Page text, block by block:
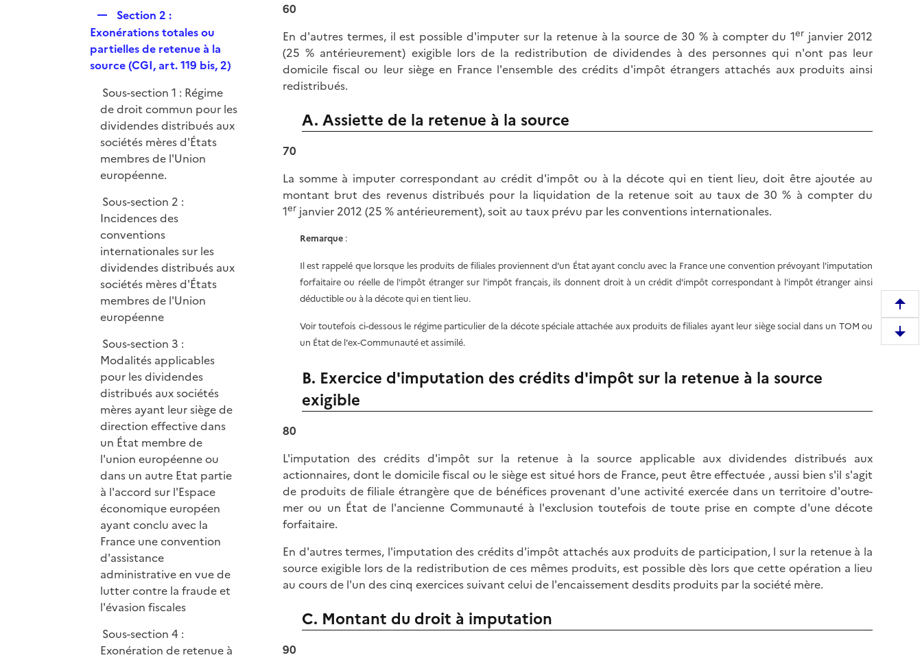
e
p
l
e
r
Section 2 :
Exonérations totales ou
partielles de retenue à la
source (CGI, art. 119 bis, 2)
Sous-section 1 : Régime
de droit commun pour les
dividendes distribués aux
sociétés mères d'États
membres de l'Union
européenne.
Sous-section 2 :
Incidences des
conventions
internationales sur les
dividendes distribués aux
sociétés mères d'États
membres de l'Union
européenne
Sous-section 3 :
Modalités applicables
pour les dividendes
distribués aux sociétés
mères ayant leur siège de
direction effective dans
un État membre de
l'union européenne ou
dans un autre Etat partie
à l'accord sur l'Espace
économique européen
ayant conclu avec la
France une convention
d'assistance
administrative en vue de
lutter contre la fraude et
l'évasion fiscales
Sous-section 4 :
Exonération de retenue à
60
En d'autres termes, il est possible d'imputer sur la retenue à la source de 30 % à compter du 1er janvier 2012
(25 % antérieurement) exigible lors de la redistribution de dividendes à des personnes qui n'ont pas leur
domicile fiscal ou leur siège en France l'ensemble des crédits d'impôt étrangers attachés aux produits ainsi
redistribués.
A. Assiette de la retenue à la source
70
La somme à imputer correspondant au crédit d'impôt ou à la décote qui en tient lieu, doit être ajoutée au
montant brut des revenus distribués pour la liquidation de la retenue soit au taux de 30 % à compter du
1er janvier 2012 (25 % antérieurement), soit au taux prévu par les conventions internationales.
Remarque :
Il est rappelé que lorsque les produits de filiales proviennent d'un État ayant conclu avec la France une convention prévoyant l'imputation
forfaitaire ou réelle de l'impôt étranger sur l'impôt français, ils donnent droit à un crédit d'impôt correspondant à l'impôt étranger ainsi
déductible ou à la décote qui en tient lieu.
Voir toutefois ci-dessous le régime particulier de la décote spéciale attachée aux produits de filiales ayant leur siège social dans un TOM ou
un État de l'ex-Communauté et assimilé.
B. Exercice d'imputation des crédits d'impôt sur la retenue à la source
exigible
80
L'imputation des crédits d'impôt sur la retenue à la source applicable aux dividendes distribués aux
actionnaires, dont le domicile fiscal ou le siège est situé hors de France, peut être effectuée , aussi bien s'il s'agit
de produits de filiale étrangère que de bénéfices provenant d'une activité exercée dans un territoire d'outre-
mer ou un État de l'ancienne Communauté à l'exclusion toutefois de toute prise en compte d'une décote
forfaitaire.
En d'autres termes, l'imputation des crédits d'impôt attachés aux produits de participation, l sur la retenue à la
source exigible lors de la redistribution de ces mêmes produits, est possible dès lors que cette opération a lieu
au cours de l'un des cinq exercices suivant celui de l'encaissement desdits produits par la société mère.
C. Montant du droit à imputation
90
e
m
D